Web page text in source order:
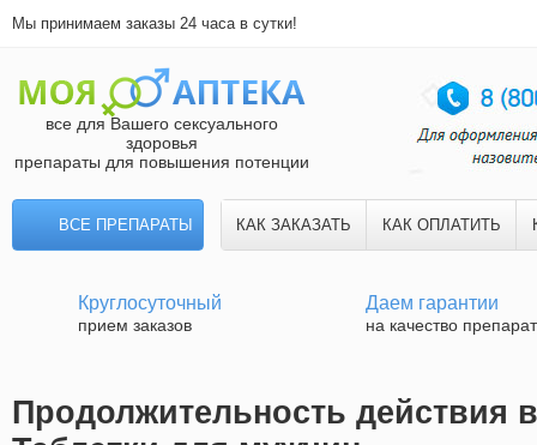
Мы принимаем заказы 24 часа в сутки!
все для Вашего сексуального
здоровья
препараты для повышения потенции
ВСЕ ПРЕПАРАТЫ КАК ЗАКАЗАТЬ КАК ОПЛАТИТЬ
Круглосуточный
прием заказов
Даем гарантии
на качество
Продолжительность действия